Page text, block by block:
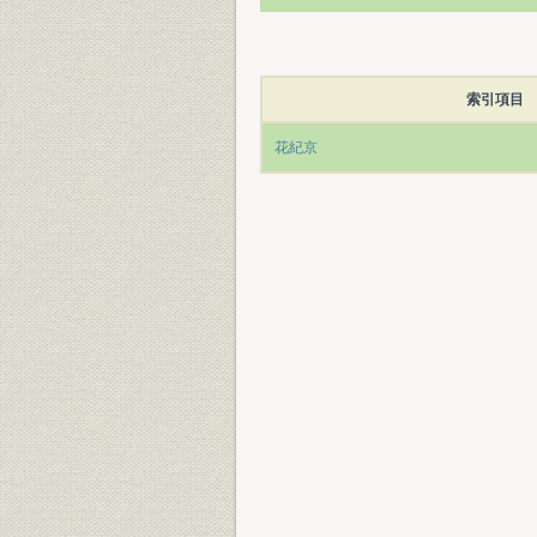
索引項目
花紀京